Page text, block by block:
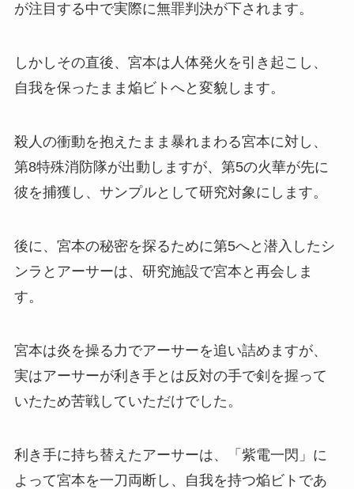
が注目する中で実際に無罪判決が下されます。
しかしその直後、宮本は人体発火を引き起こし、
自我を保ったまま焔ビトへと変貌します。
殺人の衝動を抱えたまま暴れまわる宮本に対し、
第8特殊消防隊が出動しますが、第5の火華が先に
彼を捕獲し、サンプルとして研究対象にします。
後に、宮本の秘密を探るために第5へと潜入したシ
ンラとアーサーは、研究施設で宮本と再会しま
す。
宮本は炎を操る力でアーサーを追い詰めますが、
実はアーサーが利き手とは反対の手で剣を握って
いたため苦戦していただけでした。
利き手に持ち替えたアーサーは、「紫電一閃」に
よって宮本を一刀両断し、自我を持つ焔ビトであ